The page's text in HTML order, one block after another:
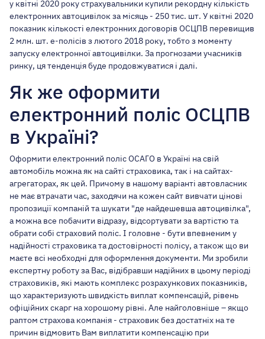
у квітні 2020 року страхувальники купили рекордну кількість
електронних автоцивілок за місяць - 250 тис. шт. У квітні 2020
показник кількості електронних договорів ОСЦПВ перевищив
2 млн. шт. е-полісів з лютого 2018 року, тобто з моменту
запуску електронної автоцивілки. За прогнозами учасників
ринку, ця тенденція буде продовжуватися і далі.
Як же оформити
електронний поліс ОСЦПВ
в Україні?
Оформити електронний поліс ОСАГО в Україні на свій
автомобіль можна як на сайті страховика, так і на сайтах-
агрегаторах, як цей. Причому в нашому варіанті автовласник
не має втрачати час, заходячи на кожен сайт вивчати цінові
пропозиції компаній та шукати "де найдешевша автоцивілка",
а можна все побачити відразу, відсортувати за вартістю та
обрати собі страховий поліс. І головне - бути впевненим у
надійності страховика та достовірності полісу, а також що ви
маєте всі необходні для оформлення документи. Ми зробили
експертну роботу за Вас, відібравши надійних в цьому періоді
страховиків, які мають комплекс розрахункових показників,
що характеризують швидкість виплат компенсацій, рівень
офіційних скарг на хорошому рівні. Але найголовніше – якщо
раптом страхова компанія - страховик без достатніх на те
причин відмовить Вам виплатити компенсацію при